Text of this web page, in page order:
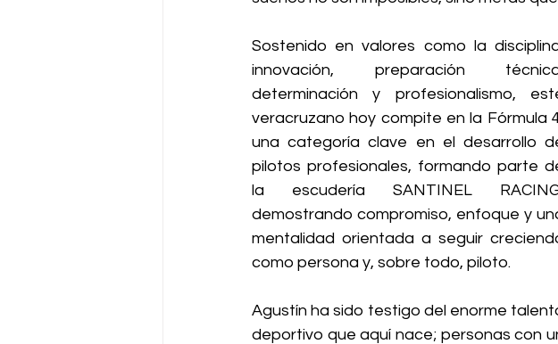
Sostenido en valores como la
innovación, preparación
determinación y profesionalismo,
veracruzano hoy compite en la Fórmula
una categoría clave en el desarrollo
pilotos profesionales, formando parte
la escudería SANTINEL
demostrando compromiso, enfoque y
mentalidad orientada a seguir
como persona y, sobre todo, piloto.
Agustín ha sido testigo del enorme
deportivo que aquí nace; personas con